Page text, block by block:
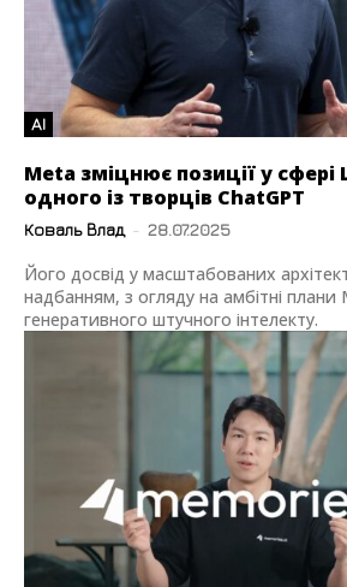
AI
Meta зміцнює позиції у
одного із творців ChatGPT
Коваль Влад - 28.07.2025
Його досвід у масштабованих
надбанням, з огляду на амбітні плани
генеративного штучного інтелекту.